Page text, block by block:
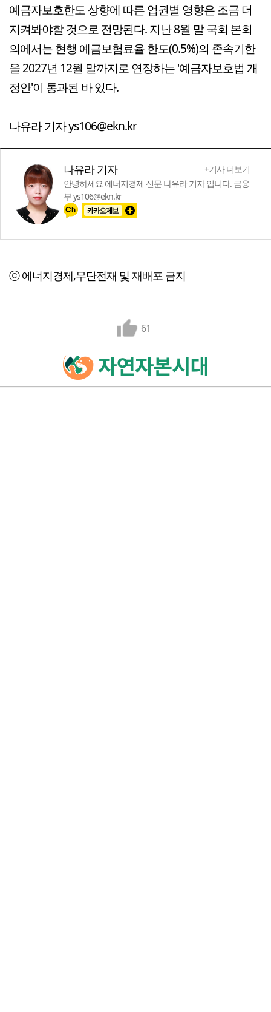
예금자보호한도 상향에 따른 업권별 영향은 조금 더
지켜봐야할 것으로 전망된다. 지난 8월 말 국회 본회
의에서는 현행 예금보험료율 한도(0.5%)의 존속기한
을 2027년 12월 말까지로 연장하는 '예금자보호법 개
정안'이 통과된 바 있다.
나유라 기자 ys106@ekn.kr
나유라 기자
+기사 더보기
안녕하세요 에너지경제 신문 나유라 기자 입니다. 금융
부 ys106@ekn.kr
ⓒ 에너지경제,무단전재 및 재배포 금지
61